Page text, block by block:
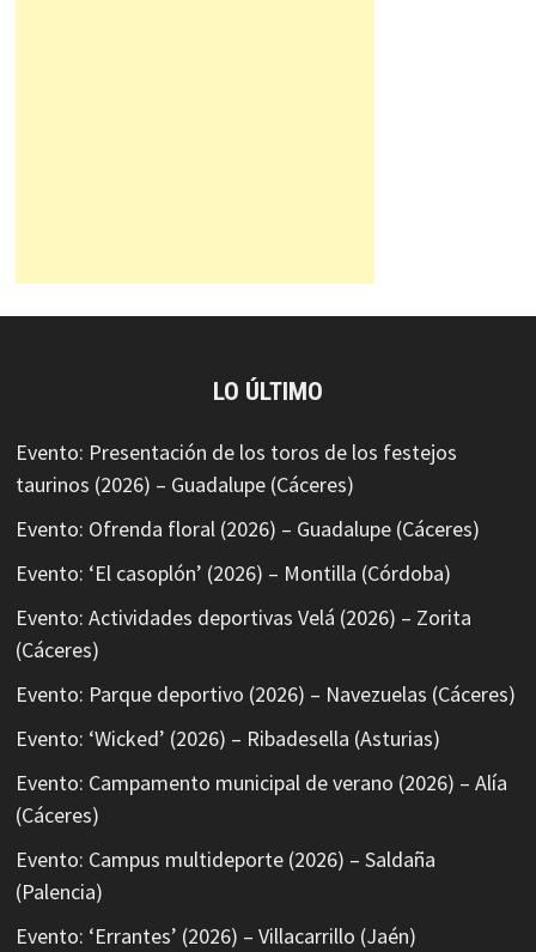
LO ÚLTIMO
Evento: Presentación de los toros de los festejos
taurinos (2026) – Guadalupe (Cáceres)
Evento: Ofrenda floral (2026) – Guadalupe (Cáceres)
Evento: ‘El casoplón’ (2026) – Montilla (Córdoba)
Evento: Actividades deportivas Velá (2026) – Zorita
(Cáceres)
Evento: Parque deportivo (2026) – Navezuelas (Cáceres)
Evento: ‘Wicked’ (2026) – Ribadesella (Asturias)
Evento: Campamento municipal de verano (2026) – Alía
(Cáceres)
Evento: Campus multideporte (2026) – Saldaña
(Palencia)
Evento: ‘Errantes’ (2026) – Villacarrillo (Jaén)